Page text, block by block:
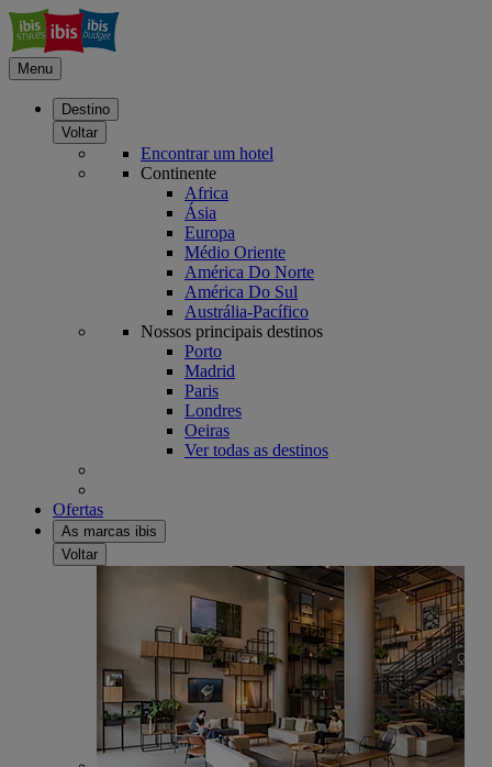
Menu
Destino
Voltar
Encontrar um hotel
Continente
Africa
Ásia
Europa
Médio Oriente
América Do Norte
América Do Sul
Austrália-Pacífico
Nossos principais destinos
Porto
Madrid
Paris
Londres
Oeiras
Ver todas as destinos
Ofertas
As marcas ibis
Voltar